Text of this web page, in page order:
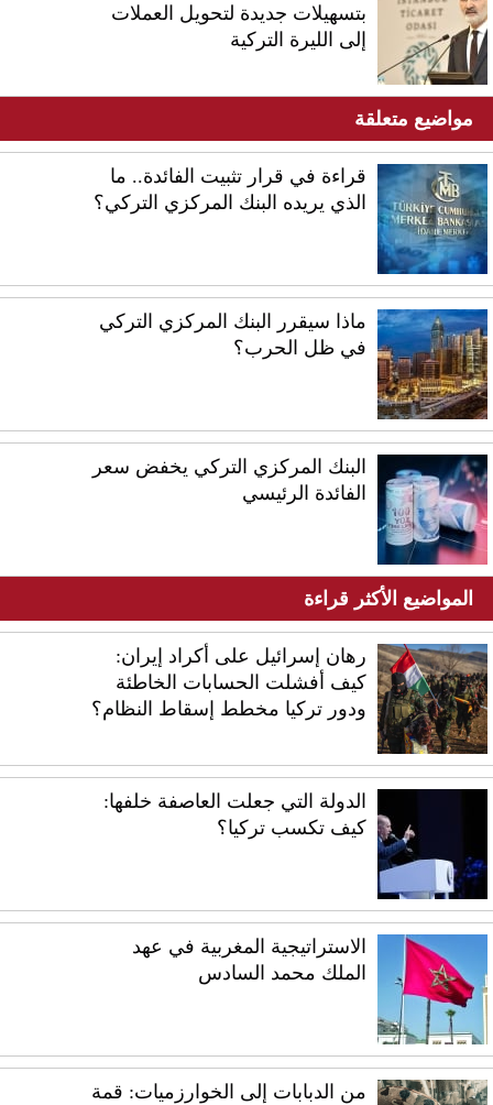
بتسهيلات جديدة لتحويل العملات
إلى الليرة التركية
مواضيع متعلقة
قراءة في قرار تثبيت الفائدة.. ما
الذي يريده البنك المركزي التركي؟
ماذا سيقرر البنك المركزي التركي
في ظل الحرب؟
البنك المركزي التركي يخفض سعر
الفائدة الرئيسي
المواضيع الأكثر قراءة
رهان إسرائيل على أكراد إيران:
كيف أفشلت الحسابات الخاطئة
ودور تركيا مخطط إسقاط النظام؟
الدولة التي جعلت العاصفة خلفها:
كيف تكسب تركيا؟
الاستراتيجية المغربية في عهد
الملك محمد السادس
من الدبابات إلى الخوارزميات: قمة